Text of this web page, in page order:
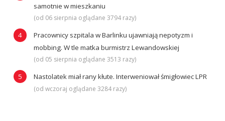
samotnie w mieszkaniu
(od 06 sierpnia oglądane 3794 razy)
Pracownicy szpitala w Barlinku ujawniają nepotyzm i
mobbing. W tle matka burmistrz Lewandowskiej
(od 05 sierpnia oglądane 3513 razy)
Nastolatek miał rany kłute. Interweniował śmigłowiec LPR
(od wczoraj oglądane 3284 razy)